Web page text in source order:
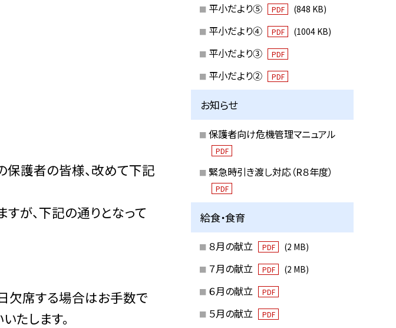
保護者の皆様、改めて下記
が、下記の通りとなって
欠席する場合はお手数で
たします。
平小だより⑤ PDF (848 KB)
平小だより④ PDF (1004 KB)
平小だより③ PDF
平小だより② PDF
お知らせ
保護者向け危機管理マニュアル
PDF
緊急時引き渡し対応（R８年度）
PDF
給食・食育
８月の献立 PDF (2 MB)
７月の献立 PDF (2 MB)
６月の献立 PDF
５月の献立 PDF